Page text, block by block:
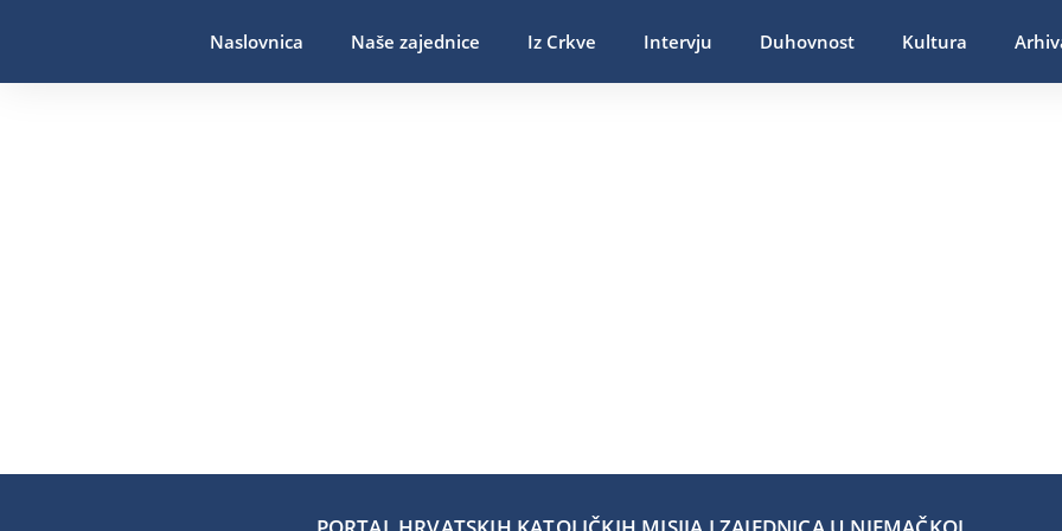
Naslovnica Naše zajednice Iz Crkve Intervju Duhovnost Kultura